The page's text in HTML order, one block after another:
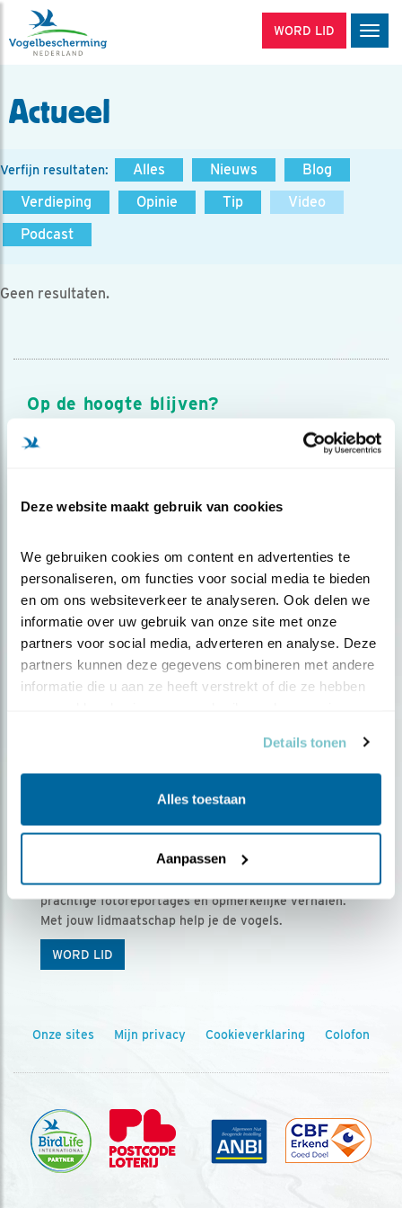
Deze website maakt gebruik van cookies
We gebruiken cookies om content en advertenties te
personaliseren, om functies voor social media te bieden
en om ons websiteverkeer te analyseren. Ook delen we
informatie over uw gebruik van onze site met onze
partners voor social media, adverteren en analyse. Deze
partners kunnen deze gegevens combineren met andere
informatie die u aan ze heeft verstrekt of die ze hebben
Details tonen
Alles toestaan
Aanpassen
WORD LID
Actueel
Verfijn resultaten: Alles Nieuws
Blog
Verdieping
Opinie Tip
Video
Podcast
Geen resultaten.
Op de hoogte blijven?
Meld je aan en ontvang nieuws, inspiratie, acties en tips
over vogels en activiteiten van Vogelbescherming.
Ontvang 5 x Vogels voor € 36,00 per jaar
Vogels is het tijdschrift voor onze leden, met
prachtige fotoreportages en opmerkelijke verhalen.
Met jouw lidmaatschap help je de vogels.
WORD LID
Onze sites Mijn privacy Cookieverklaring Colofon